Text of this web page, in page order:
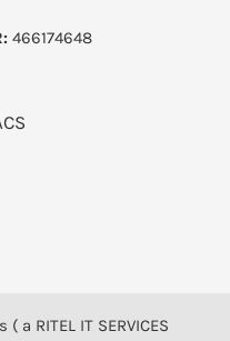
466174648
a RITEL IT SERVICES